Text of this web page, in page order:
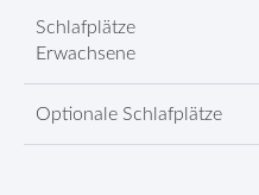
Schlafplätze
Erwachsene
Optionale Schlafplätze